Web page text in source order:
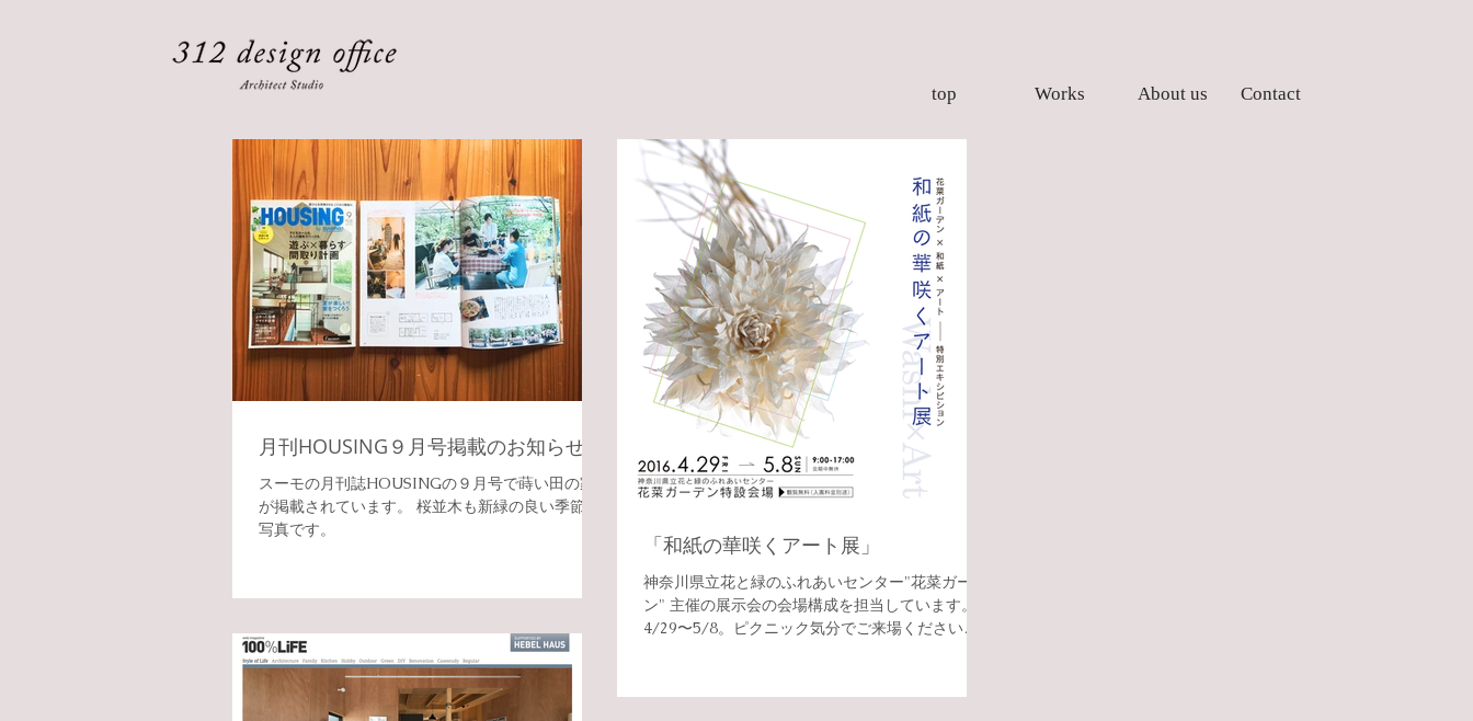
top Works About us Contact
月刊HOUSING９月号掲載のお知らせ
スーモの月刊誌HOUSINGの９月号で蒔い田の家
が掲載されています。 桜並木も新緑の良い季節の
写真です。
「和紙の華咲くアート展」
神奈川県立花と緑のふれあいセンター"花菜ガーデ
ン" 主催の展示会の会場構成を担当しています。
4/29〜5/8。ピクニック気分でご来場ください